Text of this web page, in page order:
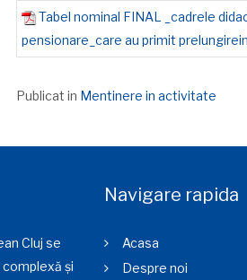
Tabel nominal FINAL _cadrele
pensionare_care au primit
Publicat in Mentinere in activitate
Cluj se
și
Navigare rapida
Acasa
Despre noi